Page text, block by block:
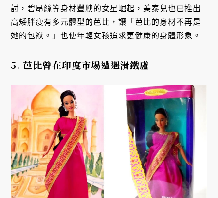
討，碧昂絲等身材豐腴的女星崛起，美泰兒也已推出
高矮胖瘦有多元體型的芭比，讓「芭比的身材不再是
她的包袱。」也使年輕女孩追求更健康的身體形象。
5. 芭比曾在印度市場遭遇滑鐵盧